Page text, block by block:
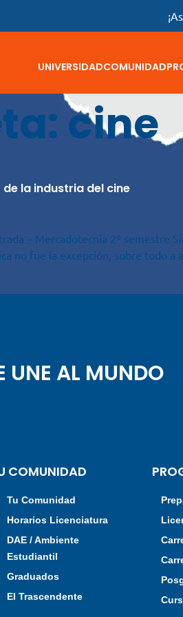
UNIVERSIDADCOMUNIDAD
cine
la industria del cine
– Mercadotecnia 2º semestre
no fue la excepción, sobre todo
UNE AL MUNDO
COMUNIDAD
Tu Comunidad
Horarios Licenciatura
DAE / Ambiente
Estudiantil
Graduados
El Trascendente